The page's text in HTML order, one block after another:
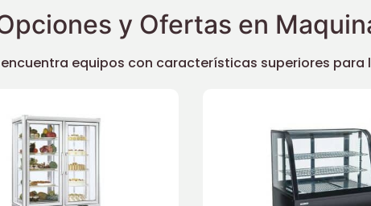
y Ofertas en
equipos con características superiores para